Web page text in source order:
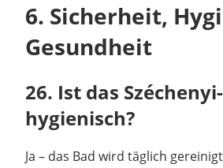
6. Sicherheit,
Gesundheit
26. Ist das
hygienisch?
Ja – das Bad wird täglich